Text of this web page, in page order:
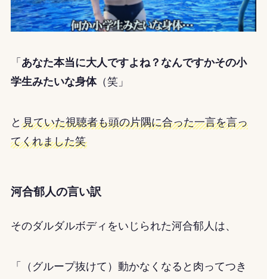
「 あなた本当に大人ですよね？なんですかその小
学生みたいな身体（笑」
と 見ていた視聴者も頭の片隅に合った一言を言っ
てくれました笑
河合郁人の言い訳
そのダルダルボディをいじられた河合郁人は、
「（グループ抜けて）動かなくなると肉ってつき